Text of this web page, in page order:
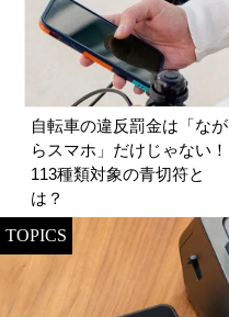
自転車の違反罰金は「なが
らスマホ」だけじゃない！
113種類対象の青切符と
は？
TOPICS